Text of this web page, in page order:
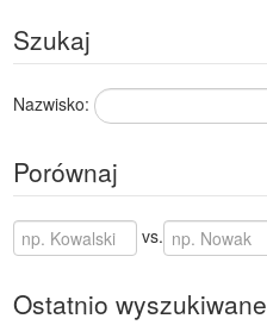
Szukaj
Nazwisko:
Porównaj
vs.
Ostatnio wyszukiwane